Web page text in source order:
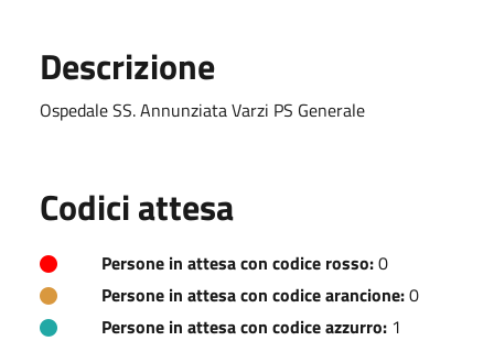
Descrizione
Ospedale SS. Annunziata Varzi PS Generale
Codici attesa
Persone in attesa con codice rosso:0
Persone in attesa con codice arancione:0
Persone in attesa con codice azzurro: 1